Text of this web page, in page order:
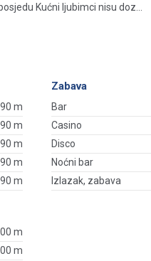
Kućni ljubimci nisu doz...
m
m
m
m
m
m
m
Zabava
Bar
Casino
Disco
Noćni bar
Izlazak, zabava